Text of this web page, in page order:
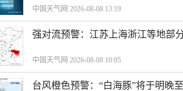
中国天气网 2026-08-08 13:19
强对流预警：江苏上海浙江等地部
中国天气网 2026-08-08 10:05
台风橙色预警：“白海豚”将于明晚